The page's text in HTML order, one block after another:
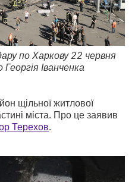
по Харкову 22 червня
Іванченка
щільної житлової
міста. Про це заявив
Терехов.